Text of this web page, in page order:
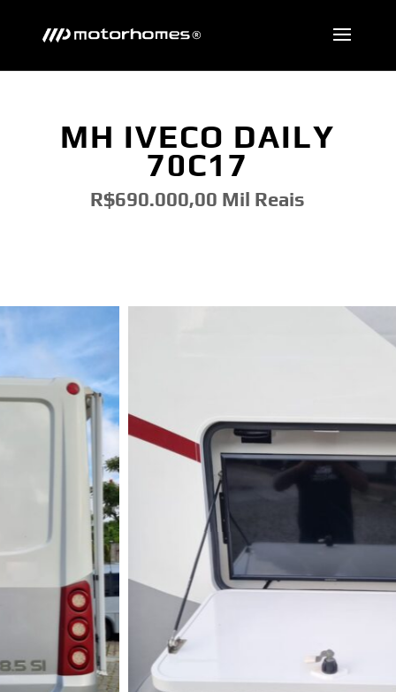
MH IVECO DAILY
70C17
R$690.000,00 Mil Reais